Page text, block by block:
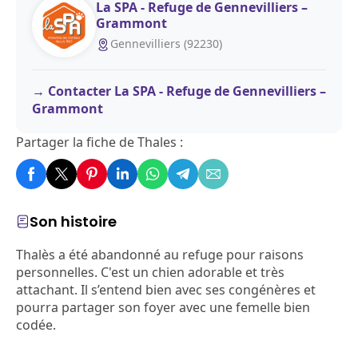
Son histoire
Thalès a été abandonné au refuge pour raisons
personnelles. C'est un chien adorable et très
attachant. Il s’entend bien avec ses congénères et
pourra partager son foyer avec une femelle bien
codée.
La SPA - Refuge de Gennevilliers –
Grammont
Gennevilliers (92230)
Contacter La SPA - Refuge de Gennevilliers –
Grammont
Partager la fiche de Thales :